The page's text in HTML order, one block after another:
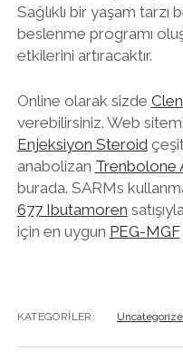
Sağlıklı bir yaşam
beslenme programı
etkilerini artıracaktır.
Online olarak sizde
verebilirsiniz. Web
Enjeksiyon Steroid
anabolizan Trenbolone
burada. SARMs
677 Ibutamoren
için en uygun PEG-MGF
KATEGORILER: